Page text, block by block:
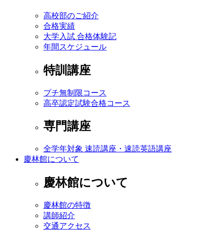
高校部のご紹介
合格実績
大学入試 合格体験記
年間スケジュール
特訓講座
プチ無制限コース
高卒認定試験合格コース
専門講座
全学年対象 速読講座・速読英語講座
慶林館について
慶林館について
慶林館の特徴
講師紹介
交通アクセス